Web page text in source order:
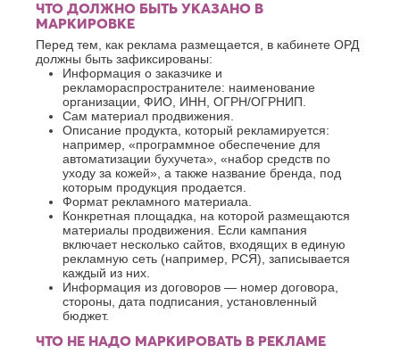
ЧТО ДОЛЖНО БЫТЬ УКАЗАНО В
МАРКИРОВКЕ
Перед тем, как реклама размещается, в кабинете ОРД
должны быть зафиксированы:
Информация о заказчике и
рекламораспространителе: наименование
организации, ФИО, ИНН, ОГРН/ОГРНИП.
Сам материал продвижения.
Описание продукта, который рекламируется:
например, «программное обеспечение для
автоматизации бухучета», «набор средств по
уходу за кожей», а также название бренда, под
которым продукция продается.
Формат рекламного материала.
Конкретная площадка, на которой размещаются
материалы продвижения. Если кампания
включает несколько сайтов, входящих в единую
рекламную сеть (например, РСЯ), записывается
каждый из них.
Информация из договоров — номер договора,
стороны, дата подписания, установленный
бюджет.
ЧТО НЕ НАДО МАРКИРОВАТЬ В РЕКЛАМЕ